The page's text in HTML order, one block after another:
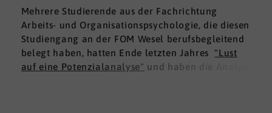
Mehrere Studierende aus der Fachrichtung
Arbeits- und Organisationspsychologie, die diesen
Studiengang an der FOM Wesel berufsbegleitend
belegt haben, hatten Ende letzten Jahres "Lust
auf eine Potenzialanalyse" und haben die Analyse